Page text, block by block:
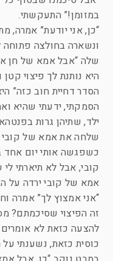
במזומן!” התעקשתי.
“כן, אני יודעת” אמרה,
ונשארה בחולצה
שלה “אבל אמא של חן
היא נותנת לך פיצוי
הסדר דחיית חוב כזה”
הסמקתי, ידעתי שהיא
ילד, שתיהן גרות
שלחה את אמא של קובי
כשפגשה אותי יום
קובי, אבל לא תיארתי
אמא של קובי ירדה על
“אני אמצוץ לך” אמרה
זה הפיצוי שסיכמתם?
להצעה כזאת לא
כוסית כזאת, נשענתי